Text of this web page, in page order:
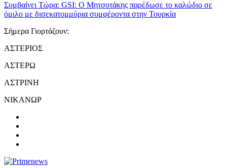
Συμβαίνει Τώρα: GSI: Ο Μητσοτάκης παρέδωσε το καλώδιο σε
όμιλο με δισεκατομμύρια συμφέροντα στην Τουρκία
Σήμερα Γιορτάζουν:
ΑΣΤΕΡΙΟΣ
ΑΣΤΕΡΩ
ΑΣΤΡΙΝΗ
ΝΙΚΑΝΩΡ